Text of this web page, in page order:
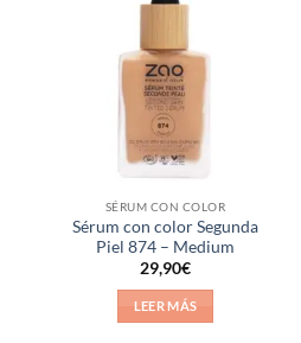
SÉRUM CON COLOR
Sérum con color Segunda
Piel 874 – Medium
29,90€
LEER MÁS